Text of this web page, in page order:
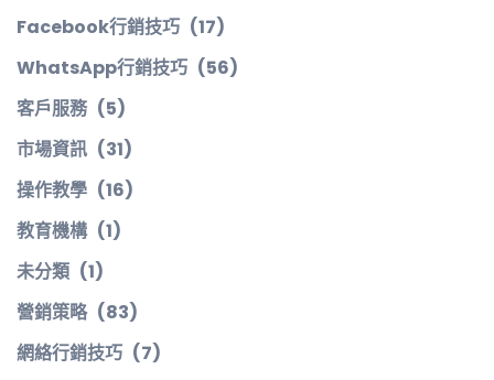
Facebook行銷技巧 (17)
WhatsApp行銷技巧 (56)
客戶服務 (5)
市場資訊 (31)
操作教學 (16)
教育機構 (1)
未分類 (1)
營銷策略 (83)
網絡行銷技巧 (7)